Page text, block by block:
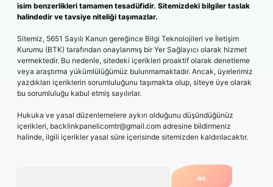
isim benzerlikleri tamamen tesadüfidir. Sitemizdeki bilgiler taslak
halindedir ve tavsiye niteliği taşımazlar.
Sitemiz, 5651 Sayılı Kanun gereğince Bilgi Teknolojileri ve İletişim
Kurumu (BTK) tarafından onaylanmış bir Yer Sağlayıcı olarak hizmet
vermektedir. Bu nedenle, sitedeki içerikleri proaktif olarak denetleme
veya araştırma yükümlülüğümüz bulunmamaktadır. Ancak, üyelerimiz
yazdıkları içeriklerin sorumluluğunu taşımakta olup, siteye üye olarak
bu sorumluluğu kabul etmiş sayılırlar.
Hukuka ve yasal düzenlemelere aykırı olduğunu düşündüğünüz
içerikleri, backlinkpanelicomtr@gmail.com adresine bildirmeniz
halinde, ilgili içerikler yasal süre içerisinde sitemizden kaldırılacaktır.